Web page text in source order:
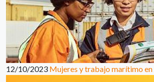
12/10/2023 Mujeres y trabajo marítimo